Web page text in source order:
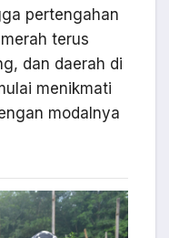
pertengahan
terus
dan daerah di
menikmati
modalnya